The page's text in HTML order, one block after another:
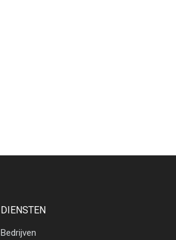
DIENSTEN
Bedrijven